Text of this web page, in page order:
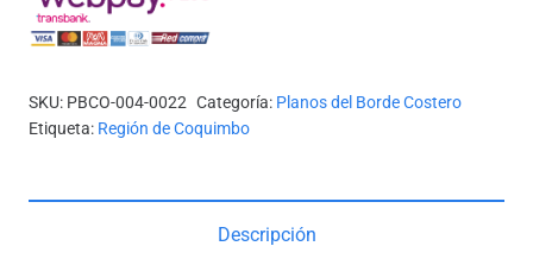
cantidad
SKU: PBCO-004-0022 Categoría: Planos del Borde Costero
Etiqueta: Región de Coquimbo
Descripción